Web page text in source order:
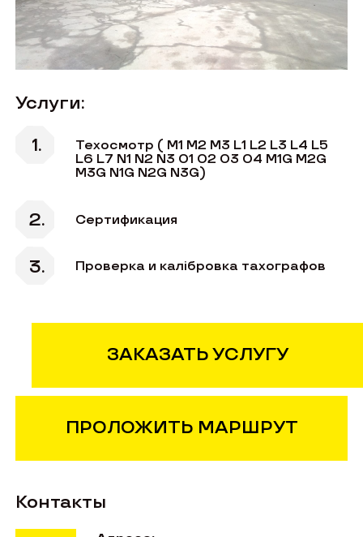
Услуги:
Техосмотр ( M1 М2 М3 L1 L2 L3 L4 L5
L6 L7 N1 N2 N3 O1 O2 O3 O4 M1G M2G
M3G N1G N2G N3G)
Сертификация
Проверка и калібровка тахографов
ЗАКАЗАТЬ УСЛУГУ
ПРОЛОЖИТЬ МАРШРУТ
Контакты